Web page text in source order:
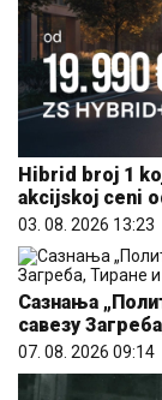
Hibrid broj 1
akcijskoj ceni
03. 08. 2026 13:23
Сазнања
савезу
07. 08. 2026 09:14